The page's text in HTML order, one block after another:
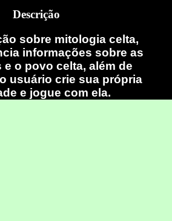
Descrição
sobre mitologia celta,
informações sobre as
o povo celta, além de
usuário crie sua própria
e jogue com ela.